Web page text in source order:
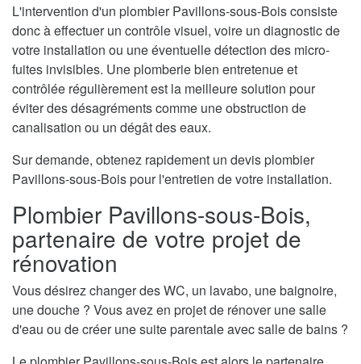
L'intervention d'un plombier Pavillons-sous-Bois consiste
donc à effectuer un contrôle visuel, voire un diagnostic de
votre installation ou une éventuelle détection des micro-
fuites invisibles. Une plomberie bien entretenue et
contrôlée régulièrement est la meilleure solution pour
éviter des désagréments comme une obstruction de
canalisation ou un dégât des eaux.
Sur demande, obtenez rapidement un devis plombier
Pavillons-sous-Bois pour l'entretien de votre installation.
Plombier Pavillons-sous-Bois,
partenaire de votre projet de
rénovation
Vous désirez changer des WC, un lavabo, une baignoire,
une douche ? Vous avez en projet de rénover une salle
d'eau ou de créer une suite parentale avec salle de bains ?